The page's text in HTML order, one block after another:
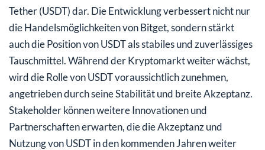
Tether (USDT) dar. Die Entwicklung verbessert nicht nur
die Handelsmöglichkeiten von Bitget, sondern stärkt
auch die Position von USDT als stabiles und zuverlässiges
Tauschmittel. Während der Kryptomarkt weiter wächst,
wird die Rolle von USDT voraussichtlich zunehmen,
angetrieben durch seine Stabilität und breite Akzeptanz.
Stakeholder können weitere Innovationen und
Partnerschaften erwarten, die die Akzeptanz und
Nutzung von USDT in den kommenden Jahren weiter